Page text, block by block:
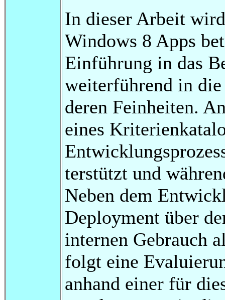
In dieser Arbeit
Windows 8 Apps
Einführung in das
weiterführend in
deren Feinheiten.
eines
terstützt und
Neben dem
Deployment über
internen Gebrauch
folgt eine
anhand einer für